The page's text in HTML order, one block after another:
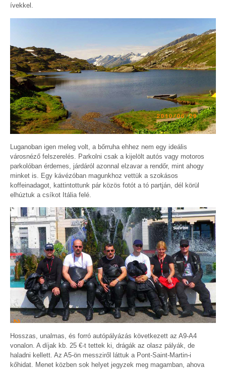
ívekkel.
Luganoban igen meleg volt, a bőrruha ehhez nem egy ideális
városnéző felszerelés. Parkolni csak a kijelölt autós vagy motoros
parkolóban érdemes, járdáról azonnal elzavar a rendőr, mint ahogy
minket is. Egy kávézóban magunkhoz vettük a szokásos
koffeinadagot, kattintottunk pár közös fotót a tó partján, dél körül
elhúztuk a csíkot Itália felé.
Hosszas, unalmas, és forró autópályázás következett az A9-A4
vonalon. A díjak kb. 25 €-t tettek ki, drágák az olasz pályák, de
haladni kellett. Az A5-ön messziről láttuk a Pont-Saint-Martin-i
kőhidat. Menet közben sok helyet jegyzek meg magamban, ahova